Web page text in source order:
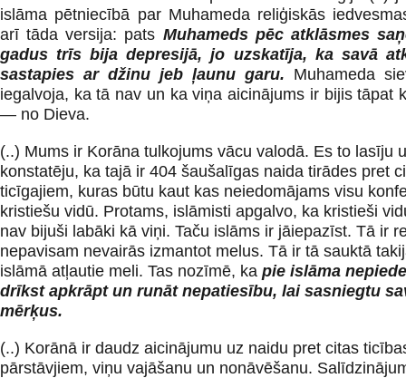
islāma pētniecībā par Muhameda reliģiskās
arī tāda versija: pats Muhameds pēc atklāsmes
gadus trīs bija depresijā, jo uzskatīja, ka savā
sastapies ar džinu jeb ļaunu garu. Muhameda
iegalvoja, ka tā nav un ka viņa aicinājums ir bijis tāpat
— no Dieva.
(..) Mums ir Korāna tulkojums vācu valodā. Es to lasīju
konstatēju, ka tajā ir 404 šaušalīgas naida tirādes pret
ticīgajiem, kuras būtu kaut kas neiedomājams visu
kristiešu vidū. Protams, islāmisti apgalvo, ka kristieši
nav bijuši labāki kā viņi. Taču islāms ir jāiepazīst. Tā ir
nepavisam nevairās izmantot melus. Tā ir tā sauktā
islāmā atļautie meli. Tas nozīmē, ka pie islāma
drīkst apkrāpt un runāt nepatiesību, lai sasniegtu
mērķus.
(..) Korānā ir daudz aicinājumu uz naidu pret citas
pārstāvjiem, viņu vajāšanu un nonāvēšanu.